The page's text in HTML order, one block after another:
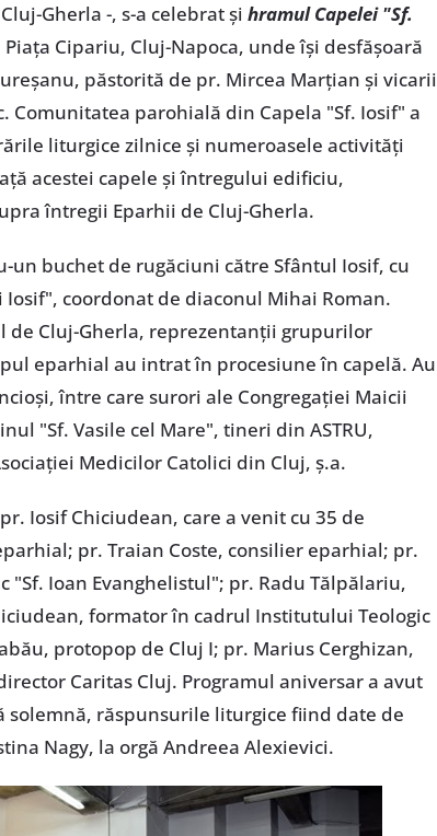
Gherla -, s-a celebrat și hramul Capelei "Sf.
Cipariu, Cluj-Napoca, unde își desfășoară
păstorită de pr. Mircea Marțian și vicarii
Comunitatea parohială din Capela "Sf. Iosif" a
liturgice zilnice și numeroasele activități
acestei capele și întregului edificiu,
întregii Eparhii de Cluj-Gherla.
buchet de rugăciuni către Sfântul Iosif, cu
coordonat de diaconul Mihai Roman.
de Cluj-Gherla, reprezentanții grupurilor
eparhial au intrat în procesiune în capelă. Au
între care surori ale Congregației Maicii
"Sf. Vasile cel Mare", tineri din ASTRU,
Medicilor Catolici din Cluj, ș.a.
Iosif Chiciudean, care a venit cu 35 de
pr. Traian Coste, consilier eparhial; pr.
Ioan Evanghelistul"; pr. Radu Tălpălariu,
formator în cadrul Institutului Teologic
protopop de Cluj I; pr. Marius Cerghizan,
Caritas Cluj. Programul aniversar a avut
solemnă, răspunsurile liturgice fiind date de
Nagy, la orgă Andreea Alexievici.